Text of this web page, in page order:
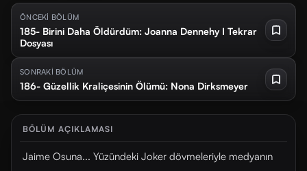
ÖNCEKİ BÖLÜM
185- Birini Daha Öldürdüm: Joanna Dennehy I Tekrar
Dosyası
SONRAKİ BÖLÜM
186- Güzellik Kraliçesinin Ölümü: Nona Dirksmeyer
BÖLÜM AÇIKLAMASI
Jaime Osuna... Yüzündeki Joker dövmeleriyle medyanın